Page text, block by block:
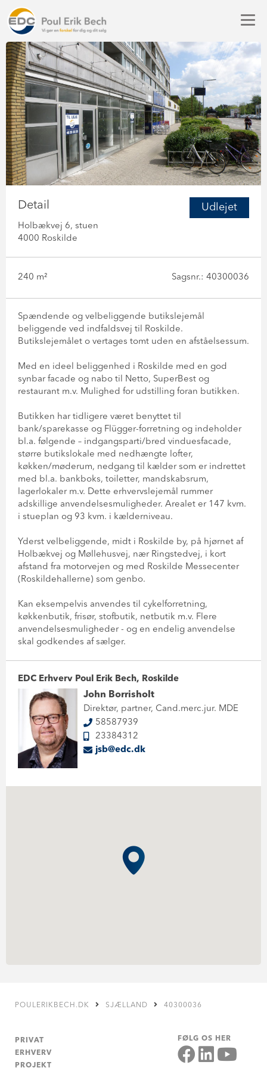
Udlejet
Detail
Holbækvej 6, stuen
4000 Roskilde
240 m² Sagsnr.: 40300036
Spændende og velbeliggende butikslejemål
beliggende ved indfaldsvej til Roskilde.
Butikslejemålet o vertages tomt uden en afståelsessum.
Med en ideel beliggenhed i Roskilde med en god
synbar facade og nabo til Netto, SuperBest og
restaurant m.v. Mulighed for udstilling foran butikken.
Butikken har tidligere været benyttet til
bank/sparekasse og Flügger-forretning og indeholder
bl.a. følgende – indgangsparti/bred vinduesfacade,
større butikslokale med nedhængte lofter,
køkken/møderum, nedgang til kælder som er indrettet
med bl.a. bankboks, toiletter, mandskabsrum,
lagerlokaler m.v. Dette erhvervslejemål rummer
adskillige anvendelsesmuligheder. Arealet er 147 kvm.
i stueplan og 93 kvm. i kælderniveau.
Yderst velbeliggende, midt i Roskilde by, på hjørnet af
Holbækvej og Møllehusvej, nær Ringstedvej, i kort
afstand fra motorvejen og med Roskilde Messecenter
(Roskildehallerne) som genbo.
Kan eksempelvis anvendes til cykelforretning,
køkkenbutik, frisør, stofbutik, netbutik m.v. Flere
anvendelsesmuligheder - og en endelig anvendelse
skal godkendes af sælger.
EDC Erhverv Poul Erik Bech, Roskilde
John Borrisholt
Direktør, partner, Cand.merc.jur. MDE
58587939
23384312
jsb@edc.dk
POULERIKBECH.DK SJÆLLAND 40300036
PRIVAT
ERHVERV
PROJEKT
FØLG OS HER